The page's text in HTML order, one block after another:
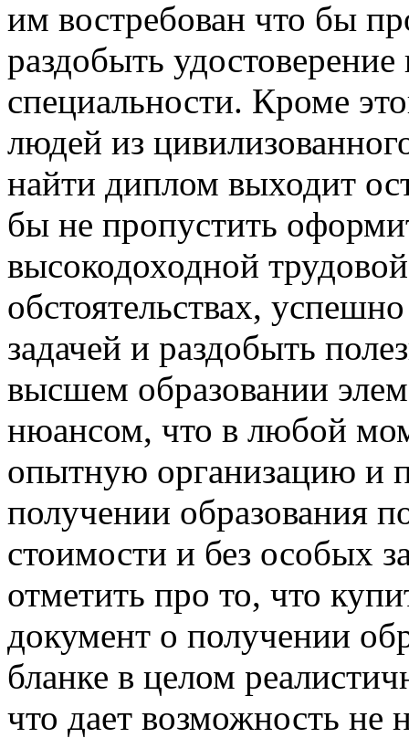
им востребован что бы
раздобыть
специальности. Кроме
людей из
найти диплом выходит
бы не пропустить
высокодоходной
обстоятельствах,
задачей и раздобыть
высшем образовании
нюансом, что в любой
опытную организацию и
получении образования
стоимости и без особых
отметить про то, что
документ о получении
бланке в целом
что дает возможность не